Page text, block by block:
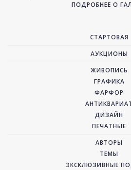
ПОДРОБНЕЕ О
СТАРТОВАЯ
АУКЦИОНЫ
ЖИВОПИСЬ
ГРАФИКА
ФАРФОР
ДИЗАЙН
ПЕЧАТНЫЕ
АВТОРЫ
ТЕМЫ
ЭКСКЛЮЗИВНЫЕ